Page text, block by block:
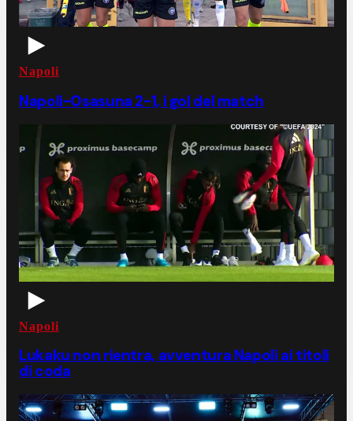
Napoli
Napoli-Osasuna 2-1, i gol del match
Napoli
Lukaku non rientra, avventura Napoli ai titoli
di coda